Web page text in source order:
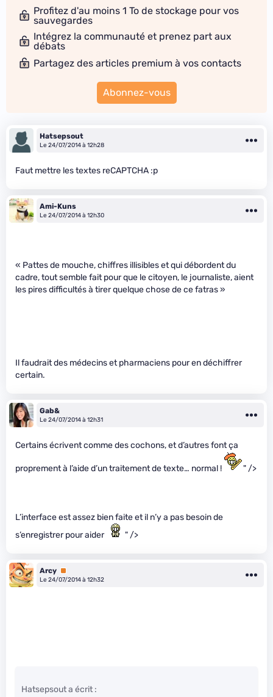
Profitez d'au moins 1 To de stockage pour vos
sauvegardes
Intégrez la communauté et prenez part aux
débats
Partagez des articles premium à vos contacts
Abonnez-vous
Hatsepsout
Le 24/07/2014 à 12h28
Faut mettre les textes reCAPTCHA :p
Ami-Kuns
Le 24/07/2014 à 12h30
« Pattes de mouche, chiffres illisibles et qui débordent du
cadre, tout semble fait pour que le citoyen, le journaliste, aient
les pires difficultés à tirer quelque chose de ce fatras »
Il faudrait des médecins et pharmaciens pour en déchiffrer
certain.
Gab&
Le 24/07/2014 à 12h31
Certains écrivent comme des cochons, et d’autres font ça
proprement à l’aide d’un traitement de texte… normal ! " />
L’interface est assez bien faite et il n’y a pas besoin de
s’enregistrer pour aider
" />
Arcy Premium
Le 24/07/2014 à 12h32
Hatsepsout a écrit :